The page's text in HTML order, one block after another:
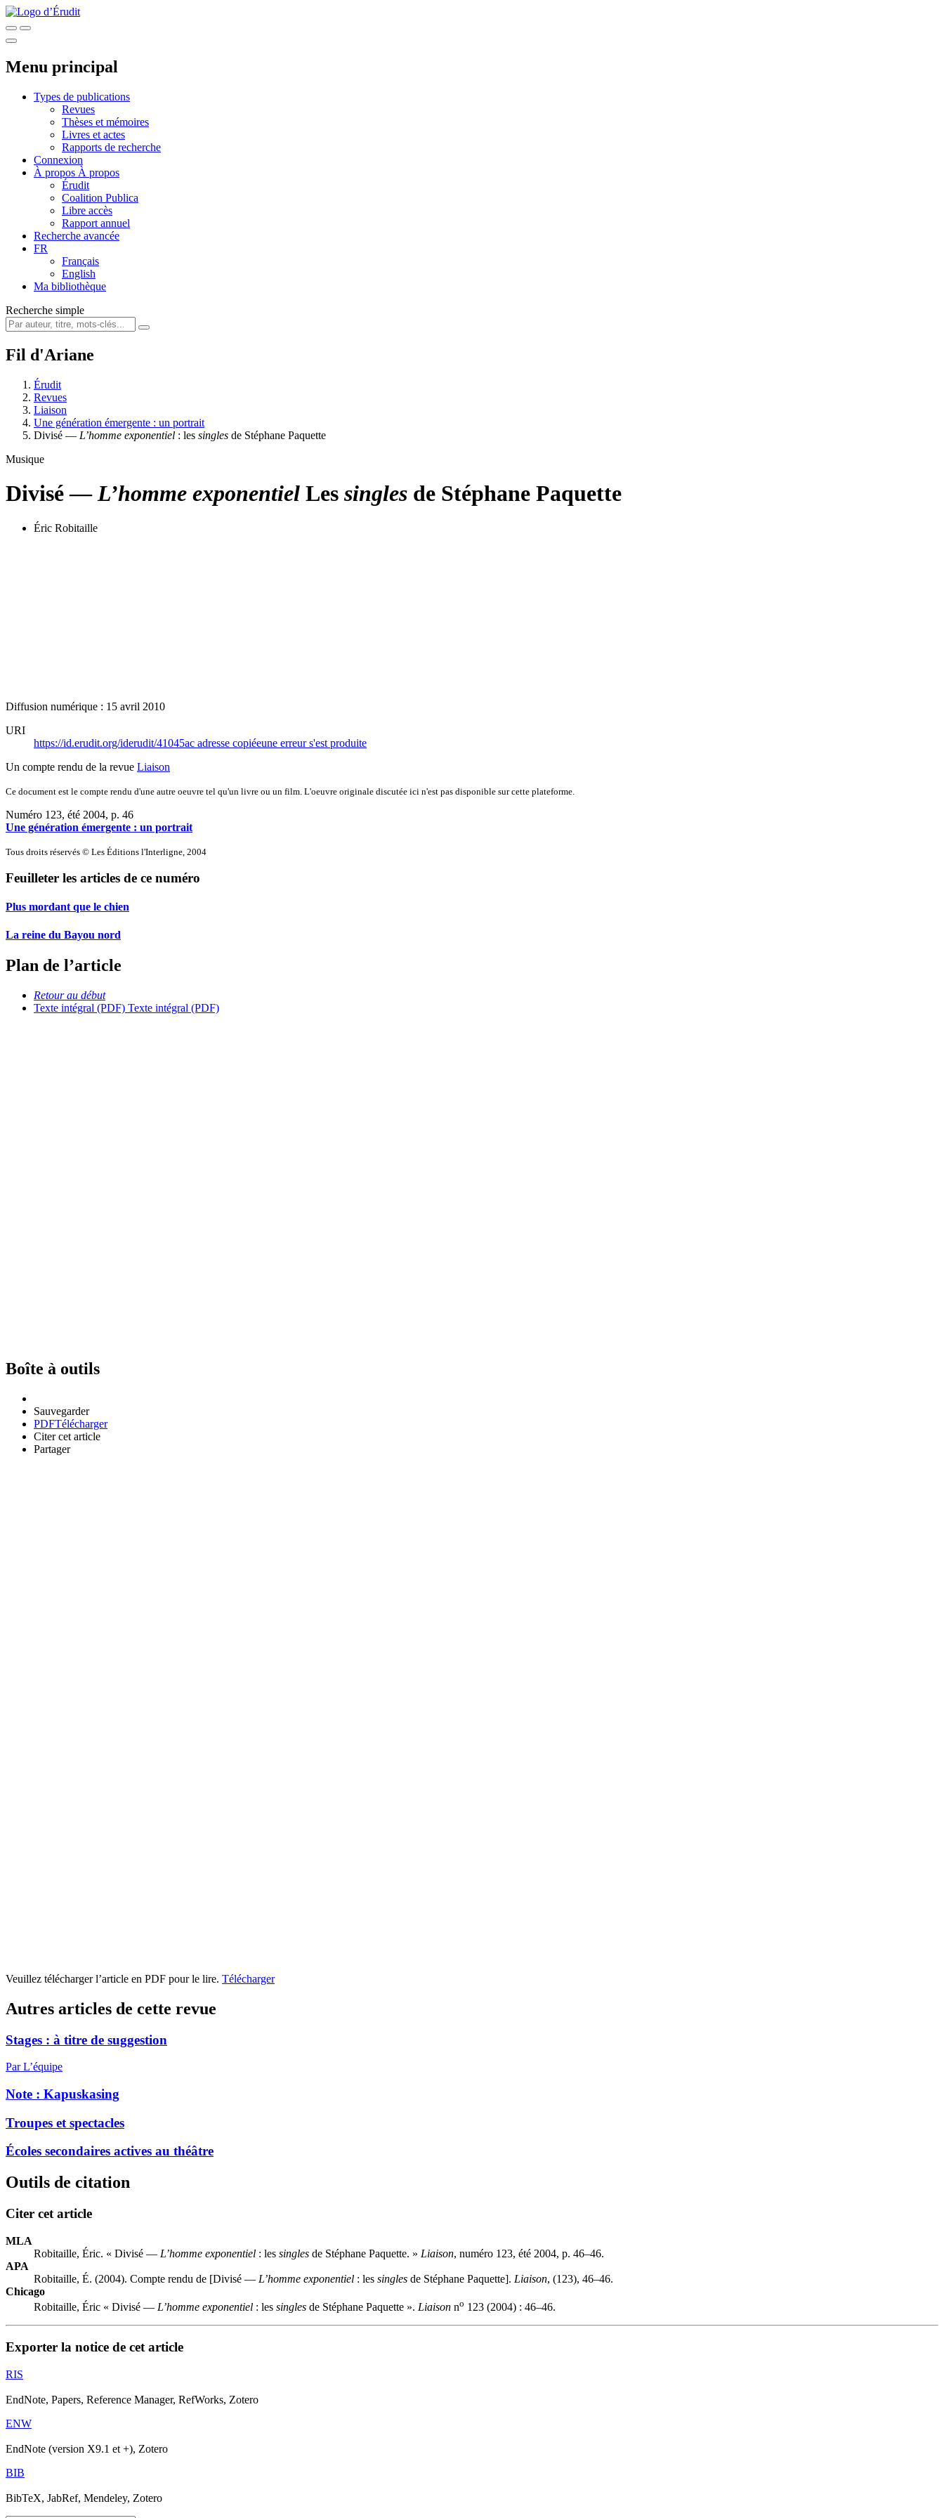
Menu principal
Types de publications
Revues
Thèses et mémoires
Livres et actes
Rapports de recherche
Connexion
À propos À propos
Érudit
Coalition Publica
Libre accès
Rapport annuel
Recherche avancée
FR
Français
English
Ma bibliothèque
Recherche simple
Fil d'Ariane
Érudit
Revues
Liaison
Une génération émergente : un portrait
Divisé — L’homme exponentiel : les singles de Stéphane Paquette
Musique
Divisé —L’homme exponentiel Les singles de Stéphane Paquette
Éric Robitaille
Diffusion numérique : 15 avril 2010
URI
https://id.erudit.org/iderudit/41045ac adresse copiéeune erreur s'est produite
Un compte rendu de la revue Liaison
Ce document est le compte rendu d'une autre oeuvre tel qu'un livre ou un film. L'oeuvre originale discutée ici n'est pas disponible sur cette plateforme.
Numéro 123, été 2004, p. 46
Une génération émergente : un portrait
Tous droits réservés © Les Éditions l'Interligne, 2004
Feuilleter les articles de ce numéro
Plus mordant que le chien
La reine du Bayou nord
Plan de l’article
Retour au début
Texte intégral (PDF) Texte intégral (PDF)
Boîte à outils
Sauvegarder
PDFTélécharger
Citer cet article
Partager
Veuillez télécharger l’article en PDF pour le lire. Télécharger
Autres articles de cette revue
Stages : à titre de suggestion
Par L’équipe
Note : Kapuskasing
Troupes et spectacles
Écoles secondaires actives au théâtre
Outils de citation
Citer cet article
MLA
Robitaille, Éric. « Divisé — L’homme exponentiel : les singles de Stéphane Paquette. » Liaison, numéro 123, été 2004, p. 46–46.
APA
Robitaille, É. (2004). Compte rendu de [Divisé — L’homme exponentiel : les singles de Stéphane Paquette]. Liaison, (123), 46–46.
Chicago
Robitaille, Éric « Divisé — L’homme exponentiel : les singles de Stéphane Paquette ». Liaison no 123 (2004) : 46–46.
Exporter la notice de cet article
RIS
EndNote, Papers, Reference Manager, RefWorks, Zotero
ENW
EndNote (version X9.1 et +), Zotero
BIB
BibTeX, JabRef, Mendeley, Zotero